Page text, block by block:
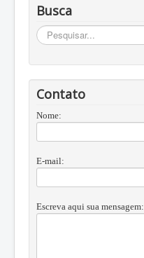
Busca
Busca
Contato
Nome:
E-mail:
Escreva aqui sua mensagem: